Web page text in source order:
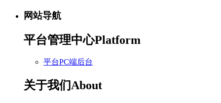
网站导航
平台管理中心Platform
平台PC端后台
关于我们About